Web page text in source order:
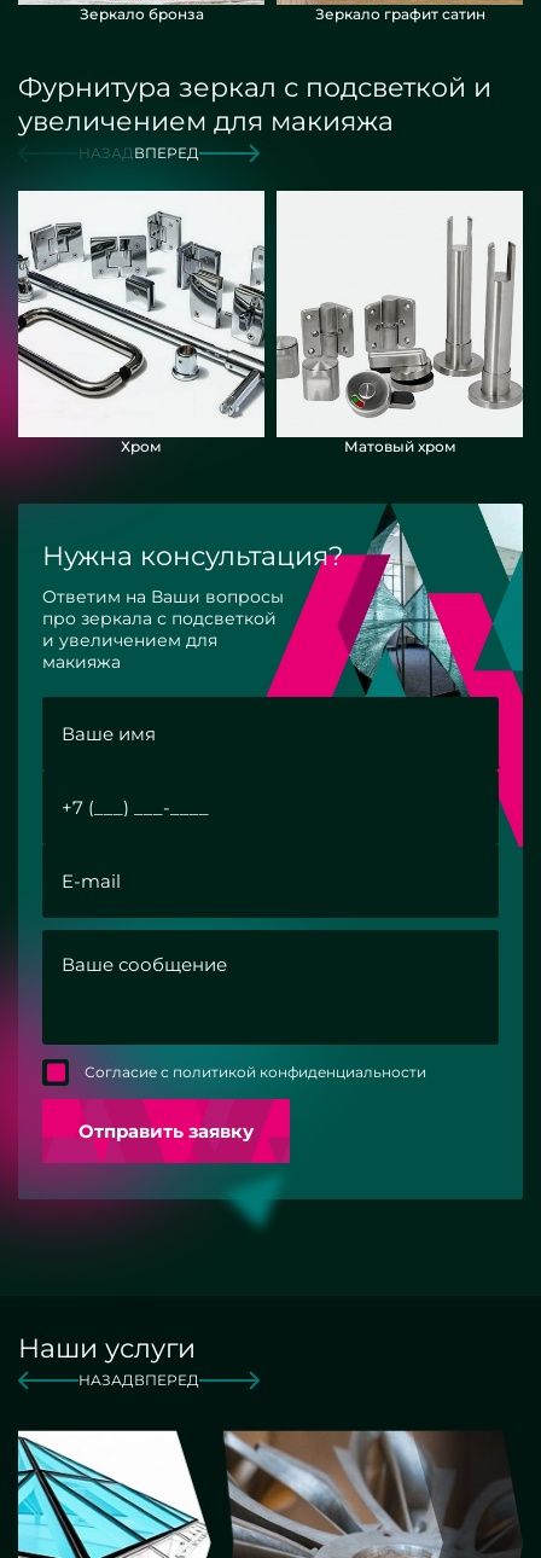
Зеркало бронза Зеркало графит сатин
Фурнитура зеркал с подсветкой и
увеличением для макияжа
НАЗАДВПЕРЕД
Хром Матовый хром
Нужна консультация?
Ответим на Ваши вопросы
про зеркала с подсветкой
и увеличением для
макияжа
Согласие с политикой конфиденциальности
Отправить заявку
Наши услуги
НАЗАДВПЕРЕД